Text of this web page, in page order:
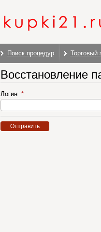
Поиск процедур Торговый
Восстановление
Логин
Отправить